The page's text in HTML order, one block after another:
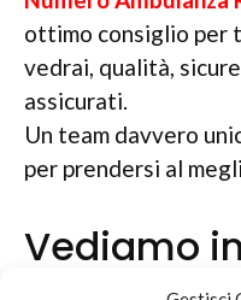
ottimo consiglio per
vedrai, qualità,
assicurati.
Un team davvero
per prendersi al
Vediamo